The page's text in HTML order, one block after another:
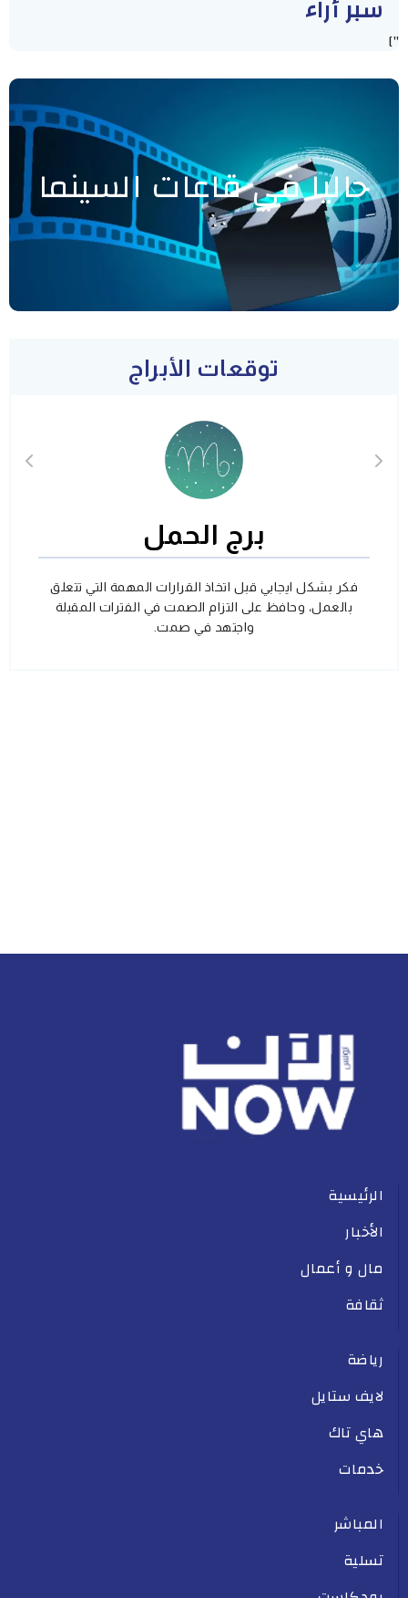
سبر أراء
"]
حاليا في قاعات السينما
توقعات الأبراج
برج الحمل
فكر بشكل ايجابي قبل اتخاذ القرارات المهمة التي تتعلق
بالعمل، وحافظ على التزام الصمت في الفترات المقبلة
واجتهد في صمت.
الرئيسية
الأخبار
مال و أعمال
ثقافة
رياضة
لايف ستايل
هاي تاك
خدمات
المباشر
تسلية